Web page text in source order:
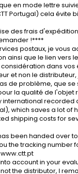
en mode lettre
Portugal) cela évite
des frais
!****
postaux, je vous
ainsi que le lien vers
dans vos
et non le
de problème, que se
la qualité de l'objet
international recorded
which saves a lot of
shipping costs for
been handed over
the tracking number
account in your
the distributor, I